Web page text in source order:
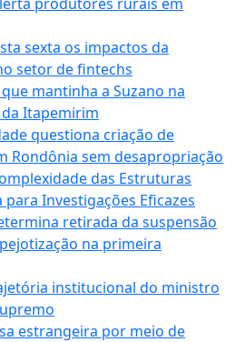
sexta os impactos da
setor de fintechs
mantinha a Suzano na
Itapemirim
questiona criação de
Rondônia sem desapropriação
das Estruturas
Investigações Eficazes
retirada da suspensão
na primeira
institucional do ministro
estrangeira por meio de